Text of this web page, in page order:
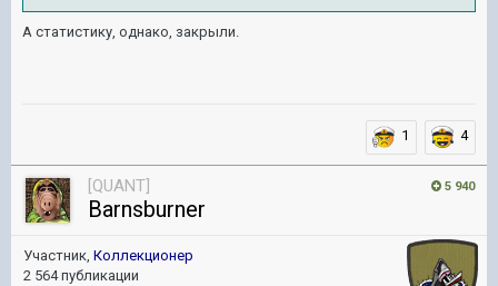
А статистику, однако, закрыли.
1 4
5 940
[QUANT]
Barnsburner
Участник, Коллекционер
2 564 публикации